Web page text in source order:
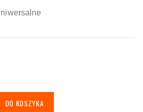
DO KOSZYKA